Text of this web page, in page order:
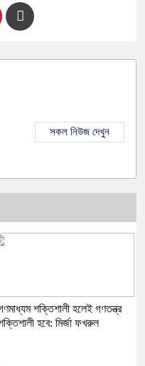
সকল নিউজ দেখুন
শক্তিশালী হলেই গণতন্ত্র
হবে: মির্জা ফখরুল